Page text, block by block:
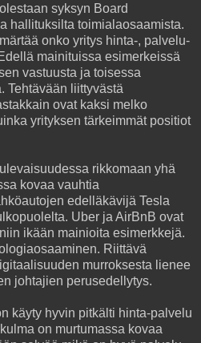
syksyn Board
hallituksilta toimialaosaamista.
onko yritys hinta-, palvelu-
mainituissa esimerkeissä
vastuusta ja toisessa
Tehtävään liittyvästä
ovat kaksi melko
yrityksen tärkeimmät positiot
rikkomaan yhä
kovaa vauhtia
edelläkävijä Tesla
Uber ja AirBnB ovat
ikään mainioita esimerkkejä.
Riittävä
murroksesta lienee
johtajien perusedellytys.
käyty hyvin pitkälti hinta-palvelu
on murtumassa kovaa